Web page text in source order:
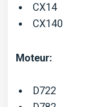
CX14
CX140
Moteur:
D722